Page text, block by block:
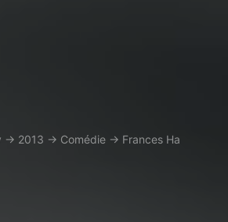
→ 2013 → Comédie → Frances Ha